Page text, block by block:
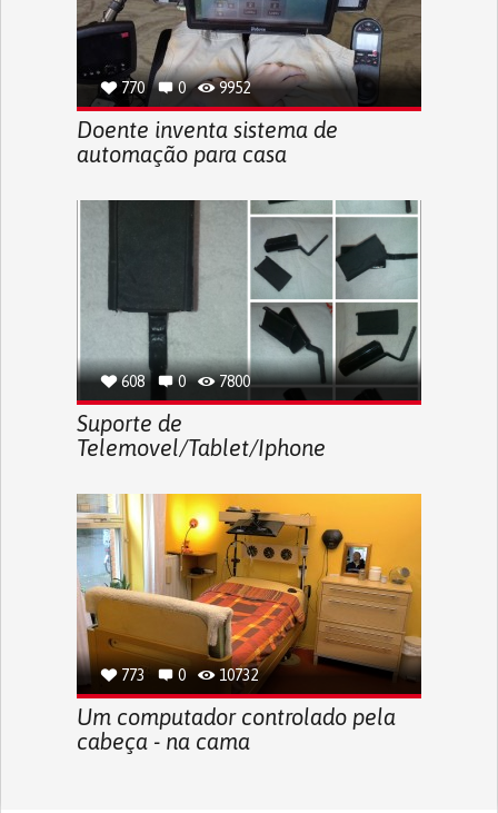
770 0 9952
Doente inventa sistema de
automação para casa
608 0 7800
Suporte de
Telemovel/Tablet/Iphone
773 0 10732
Um computador controlado pela
cabeça - na cama